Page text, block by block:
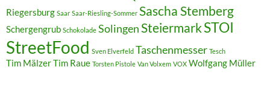
Riegersburg Saar Saar-Riesling-Sommer Sascha Stemberg
Schergengrub Schokolade SolingenSteiermarkSTOI
StreetFood Sven Elverfeld Taschenmesser Tesch
Tim MälzerTim Raue Torsten Pistole Van Volxem VOX Wolfgang Müller